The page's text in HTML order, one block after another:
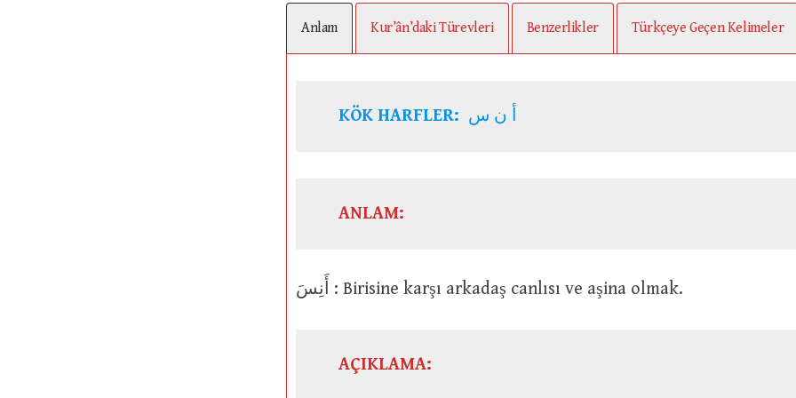
Anlam Kur’ân’daki Türevleri Benzerlikler Türkçeye Geçen Kelimeler
KÖK HARFLER: أ ن س
ANLAM:
أَنِسَ : Birisine karşı arkadaş canlısı ve aşina olmak.
AÇIKLAMA: